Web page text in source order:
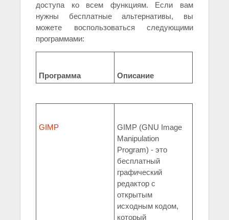
доступа ко всем функциям. Если вам
нужны бесплатные альтернативы, вы
можете воспользоваться следующими
программами:
Программа Описание
GIMP
GIMP (GNU Image
Manipulation
Program) - это
бесплатный
графический
редактор с
открытым
исходным кодом,
который